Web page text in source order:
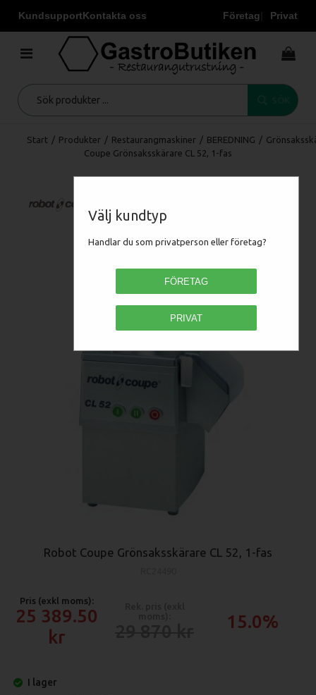
KundsupportKontakta oss Företag Privat
Välj kundtyp
Handlar du som privatperson eller företag?
FÖRETAG
PRIVAT
Start / Produkter / Restaurangmaskiner / BEREDNING /
Coupe Grönsaksskärare CL 52, 1-fas
Robot Coupe Grönsaksskärare CL 52, 1-fas
Pris (exkl moms):
25 389.50 15.0%
I lager